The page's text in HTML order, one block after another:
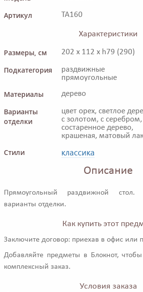
Артикул TA160
Характеристики
Размеры, см
202 x 112 x h79 (290)
Подкатегория
раздвижные
прямоугольные
Материалы дерево
Варианты
отделки
цвет орех, светлое
с золотом, с серебром,
состаренное дерево,
крашеная, матовый
Стили классика
Описание
Прямоугольный раздвижной
варианты отделки.
Как купить этот
Заключите договор: приехав в офис или
Добавляйте предметы в Блокнот,
комплексный заказ.
Условия заказа